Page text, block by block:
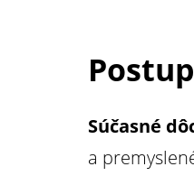
Súčasné
a